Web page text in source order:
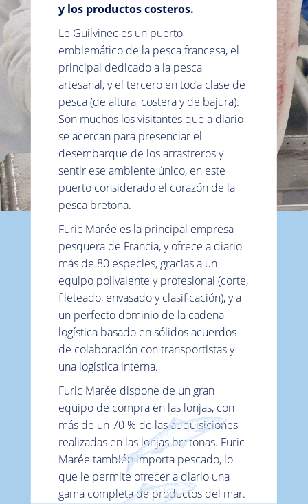
y los productos costeros.
Le Guilvinec es un puerto
emblemático de la pesca francesa, el
principal dedicado a la pesca
artesanal, y el tercero en toda clase de
pesca (de altura, costera y de bajura).
Son muchos los visitantes que a diario
se acercan para presenciar el
desembarque de los arrastreros y
sentir ese ambiente único, en este
puerto considerado el corazón de la
pesca bretona.
Furic Marée es la principal empresa
pesquera de Francia, y ofrece a diario
más de 80 especies, gracias a un
equipo polivalente y profesional (corte,
fileteado, envasado y clasificación), y a
un perfecto dominio de la cadena
logística basado en sólidos acuerdos
de colaboración con transportistas y
una logística interna.
Furic Marée dispone de un gran
equipo de compra en las lonjas, con
más de un 70 % de las adquisiciones
realizadas en las lonjas bretonas. Furic
Marée también importa pescado, lo
que le permite ofrecer a diario una
gama completa de productos del mar.